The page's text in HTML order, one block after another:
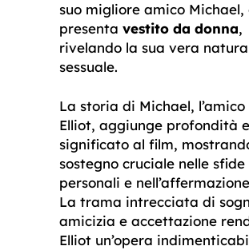
suo migliore amico Michael,
presenta vestito da donna,
rivelando la sua vera natura
sessuale.
La storia di Michael,
Elliot, aggiunge profondità e
significato al film,
sostegno cruciale nelle sfide
personali e
La trama intrecciata di
amicizia e accettazione
Elliot un’opera